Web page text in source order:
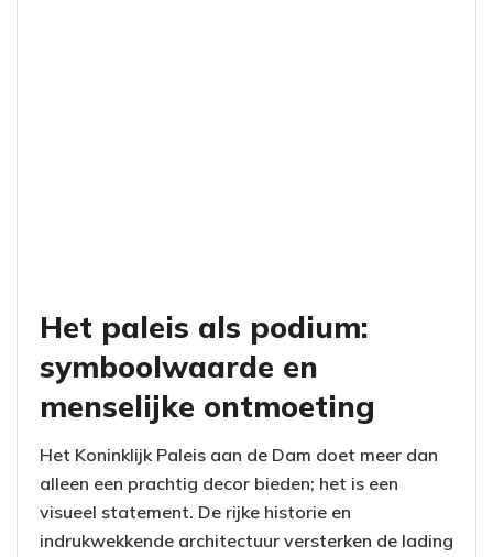
Het paleis als podium:
symboolwaarde en
menselijke ontmoeting
Het Koninklijk Paleis aan de Dam doet meer dan
alleen een prachtig decor bieden; het is een
visueel statement. De rijke historie en
indrukwekkende architectuur versterken de lading